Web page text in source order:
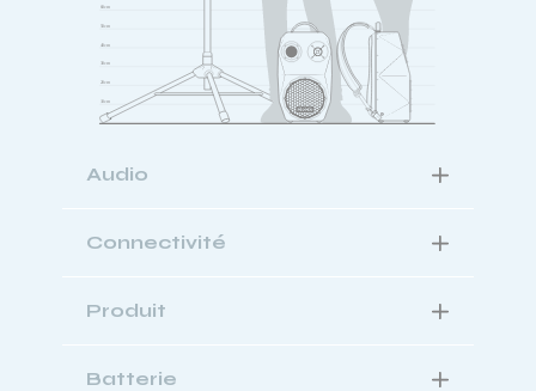
Audio
Connectivité
Produit
Batterie